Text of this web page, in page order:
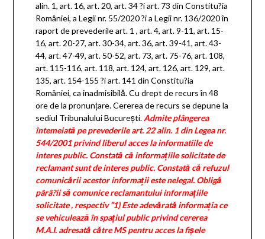
alin. 1, art. 16, art. 20, art. 34 ?i art. 73 din Constitu?ia
României, a Legii nr. 55/2020 ?i a Legii nr. 136/2020 în
raport de prevederile art. 1 , art. 4, art. 9-11, art. 15-
16, art. 20-27, art. 30-34, art. 36, art. 39-41, art. 43-
44, art. 47-49, art. 50-52, art. 73, art. 75-76, art. 108,
art. 115-116, art. 118, art. 124, art. 126, art. 129, art.
135, art. 154-155 ?i art. 141 din Constitu?ia
României, ca inadmisibilă. Cu drept de recurs în 48
ore de la pronunţare. Cererea de recurs se depune la
sediul Tribunalului Bucureşti. Admite plângerea
întemeiată pe prevederile art. 22 alin. 1 din Legea nr.
544/2001 privind liberul acces la informatiile de
interes public. Constată că informaţiile solicitate de
reclamant sunt de interes public. Constată că refuzul
comunicării acestor informaţii este nelegal. Obligă
pârâ?ii să comunice reclamantului informaţiile
solicitate , respectiv”1) Este adevărată informaţia ce
se vehiculează în spaţiul public privind cererea
M.A.I. adresată către MS pentru acces la fişele